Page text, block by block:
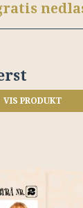
VIS PRODUKT